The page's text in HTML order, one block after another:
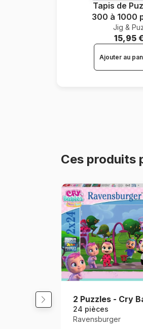
Tapis de
300 à 1000
Jig &
15,95 €
Ajouter au
Ces produits
2 Puzzles - Cry
24 pièces
Ravensburger